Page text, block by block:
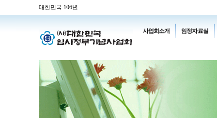
대한민국 106년
사업회소개 임정자료실